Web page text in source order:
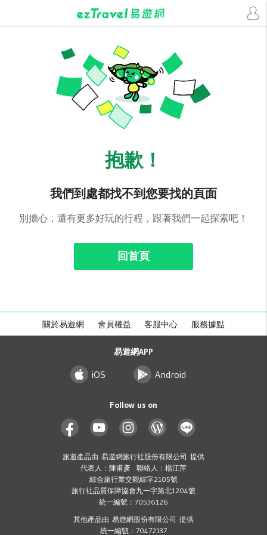
抱歉！
我們到處都找不到您要找的頁面
別擔心，還有更多好玩的行程，跟著我們一起探索吧！
回首頁
關於易遊網 會員權益 客服中心 服務據點
易遊網APP
iOS Android
Follow us on
旅遊產品由 易遊網旅行社股份有限公司 提供
代表人：陳甫彥 聯絡人：楊江萍
綜合旅行業交觀綜字2105號
旅行社品質保障協會九一字第北1204號
統一編號：70536126
其他產品由 易遊網股份有限公司 提供
統一編號：70472137